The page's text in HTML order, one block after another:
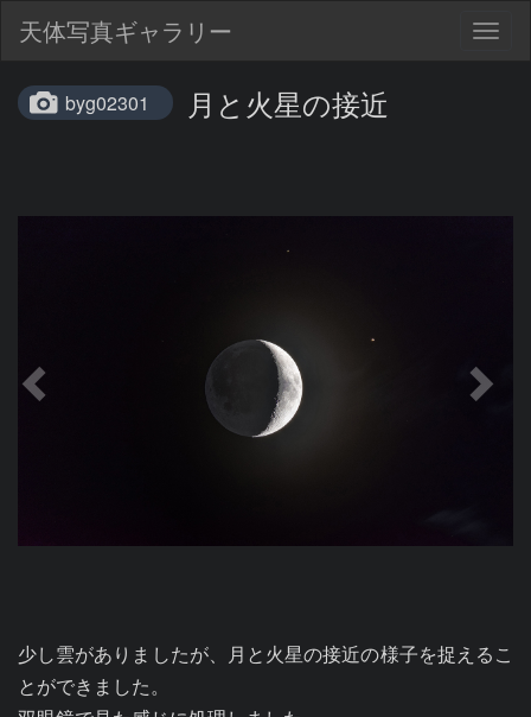
天体写真ギャラリー
byg02301 月と火星の接近
少し雲がありましたが、月と火星の接近の様子を捉えるこ
とができました。